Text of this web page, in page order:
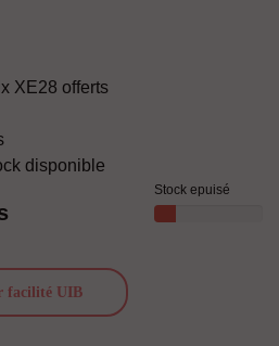
XE28 offerts
disponible
Stock epuisé
facilité UIB